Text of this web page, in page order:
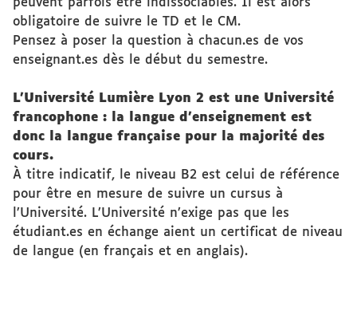
peuvent parfois être indissociables. Il est alors
obligatoire de suivre le TD et le CM.
Pensez à poser la question à chacun.es de vos
enseignant.es dès le début du semestre.
L’Université Lumière Lyon 2 est une Université
francophone : la langue d’enseignement est
donc la langue française pour la majorité des
cours.
À titre indicatif, le niveau B2 est celui de référence
pour être en mesure de suivre un cursus à
l’Université. L’Université n’exige pas que les
étudiant.es en échange aient un certificat de niveau
de langue (en français et en anglais).